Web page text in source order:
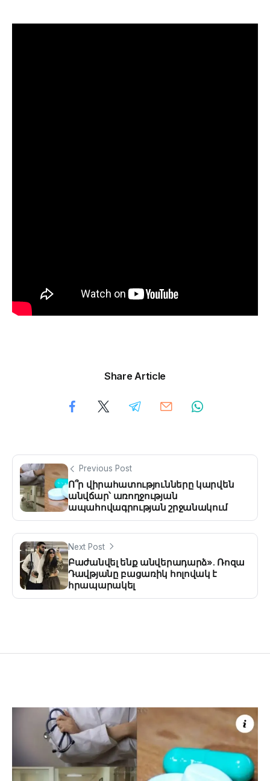
Share Article
Previous Post
Ո՞ր վիրահատությունները կարվեն
անվճար՝ առողջության
ապահովագրության շրջանակում
Next Post
Բաժանվել ենք անվերադարձ». Ռոզա
Դավթյանը բացառիկ հոլովակ է
հրապարակել